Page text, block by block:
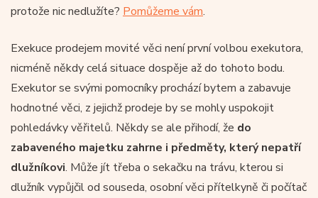
protože nic nedlužíte? Pomůžeme vám.
Exekuce prodejem movité věci není první volbou exekutora,
nicméně někdy celá situace dospěje až do tohoto bodu.
Exekutor se svými pomocníky prochází bytem a zabavuje
hodnotné věci, z jejichž prodeje by se mohly uspokojit
pohledávky věřitelů. Někdy se ale přihodí, že do
zabaveného majetku zahrne i předměty, který nepatří
dlužníkovi. Může jít třeba o sekačku na trávu, kterou si
dlužník vypůjčil od souseda, osobní věci přítelkyně či počítač